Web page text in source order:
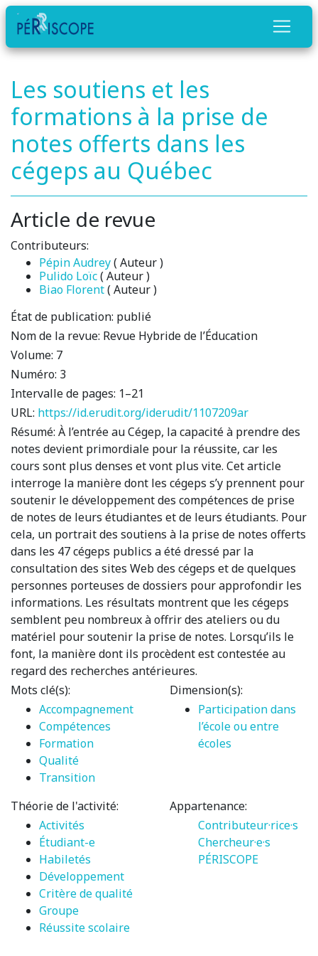
Les soutiens et les
formations à la prise de
notes offerts dans les
cégeps au Québec
Article de revue
Contributeurs:
Pépin Audrey( Auteur )
Pulido Loïc( Auteur )
Biao Florent( Auteur )
État de publication: publié
Nom de la revue: Revue Hybride de l’Éducation
Volume: 7
Numéro: 3
Intervalle de pages: 1–21
URL: https://id.erudit.org/iderudit/1107209ar
Résumé: À l’entrée au Cégep, la capacité à prendre des
notes devient primordiale pour la réussite, car les
cours sont plus denses et vont plus vite. Cet article
interroge la manière dont les cégeps s’y prennent pour
soutenir le développement des compétences de prise
de notes de leurs étudiantes et de leurs étudiants. Pour
cela, un portrait des soutiens à la prise de notes offerts
dans les 47 cégeps publics a été dressé par la
consultation des sites Web des cégeps et de quelques
personnes porteuses de dossiers pour approfondir les
informations. Les résultats montrent que les cégeps
semblent peu nombreux à offrir des ateliers ou du
matériel pour soutenir la prise de notes. Lorsqu’ils le
font, la manière dont ils procèdent est contestée au
regard des recherches antérieures.
Mots clé(s):
Accompagnement
Compétences
Formation
Qualité
Transition
Dimension(s):
Participation dans
l’école ou entre
écoles
Théorie de l'activité:
Activités
Étudiant-e
Habiletés
Développement
Critère de qualité
Groupe
Réussite scolaire
Appartenance:
Contributeur·rice·s
Chercheur·e·s
PÉRISCOPE